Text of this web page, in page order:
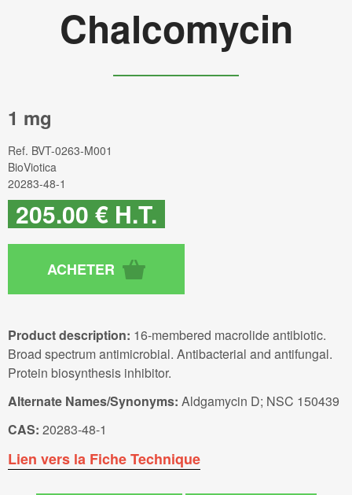
Chalcomycin
1 mg
Ref. BVT-0263-M001
BioViotica
20283-48-1
205.00 € H.T.
Product description: 16-membered macrolide antibiotic.
Broad spectrum antimicrobial. Antibacterial and antifungal.
Protein biosynthesis inhibitor.
Alternate Names/Synonyms: Aldgamycin D; NSC 150439
CAS: 20283-48-1
Lien vers la Fiche Technique